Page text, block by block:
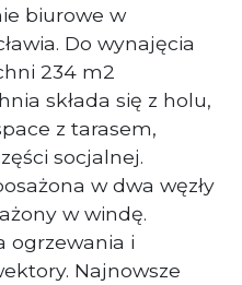
biurowe w
Do wynajęcia
234 m2
składa się z holu,
z tarasem,
socjalnej.
w dwa węzły
w windę.
ogrzewania i
Najnowsze